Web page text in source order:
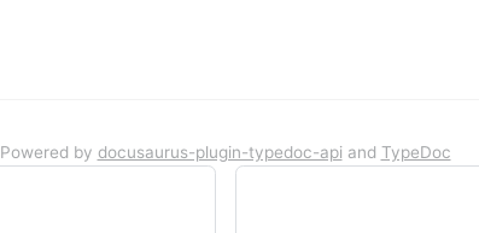
Powered by docusaurus-plugin-typedoc-api and TypeDoc